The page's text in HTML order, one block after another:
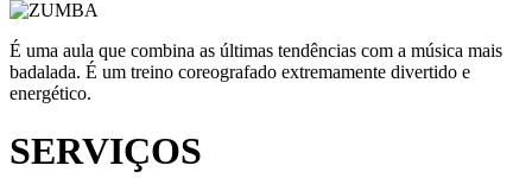
É uma aula que combina as últimas tendências com a música mais
badalada. É um treino coreografado extremamente divertido e
energético.
SERVIÇOS